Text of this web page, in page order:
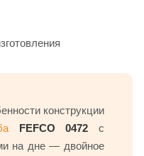
конструкции
FEFCO 0472 с
на дне — двойное